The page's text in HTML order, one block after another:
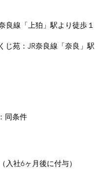
良線「上狛」駅より徒歩１
じ苑：JR奈良線「奈良」駅
同条件
入社6ヶ月後に付与）